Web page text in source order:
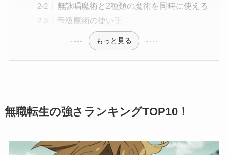
無詠唱魔術と2種類の魔術を同時に使える
帝級魔術の使い手
もっと見る
無職転生の強さランキングTOP10！